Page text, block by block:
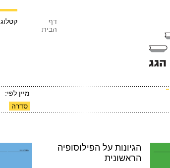
קטלוג
דף
הבית
מיין לפי:
סדרה
הגיונות על הפילוסופיה
הראשונית